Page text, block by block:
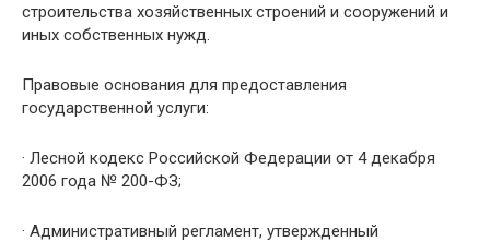
строительства хозяйственных строений и сооружений и
иных собственных нужд.
Правовые основания для предоставления
государственной услуги:
· Лесной кодекс Российской Федерации от 4 декабря
2006 года № 200-ФЗ;
· Административный регламент, утвержденный